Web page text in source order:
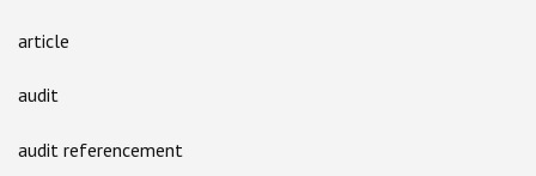
article
audit
audit referencement